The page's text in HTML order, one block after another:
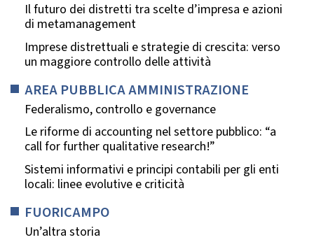
Il futuro dei distretti tra scelte d’impresa e azioni
di metamanagement
Imprese distrettuali e strategie di crescita: verso
un maggiore controllo delle attività
AREA PUBBLICA AMMINISTRAZIONE
Federalismo, controllo e governance
Le riforme di accounting nel settore pubblico: “a
call for further qualitative research!”
Sistemi informativi e principi contabili per gli enti
locali: linee evolutive e criticità
FUORICAMPO
Un’altra storia